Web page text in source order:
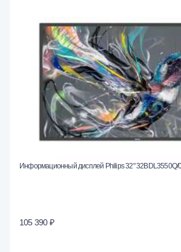
Информационный дисплей Philips 32" 32BDL3550Q/
105 390 ₽